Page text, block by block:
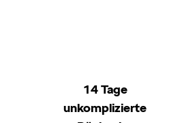
14 Tage
unkomplizierte